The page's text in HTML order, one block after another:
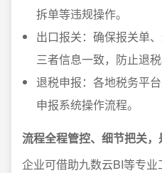
拆单等违规操作。
出口报关：确保报关单
三者信息一致，防止退
退税申报：各地税务平
申报系统操作流程。
流程全程管控、细节把关，
企业可借助九数云BI等专